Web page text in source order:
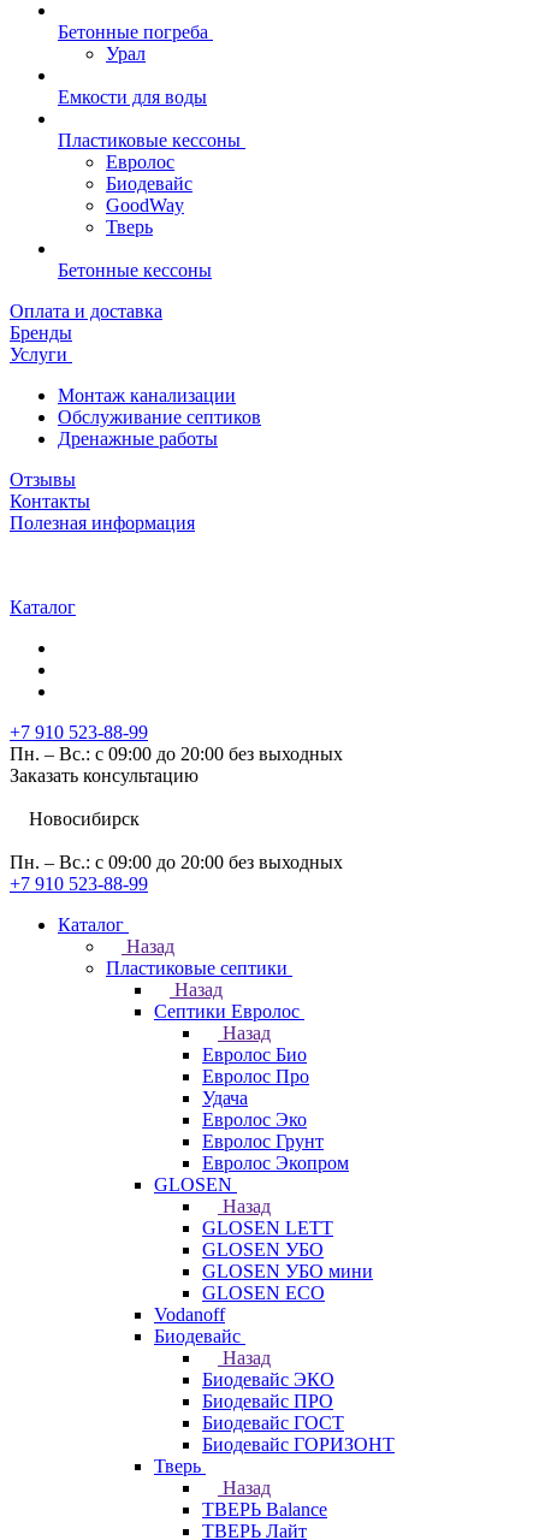
Бетонные погреба
Урал
Емкости для воды
Пластиковые кессоны
Евролос
Биодевайс
GoodWay
Тверь
Бетонные кессоны
Оплата и доставка
Бренды
Услуги
Монтаж канализации
Обслуживание септиков
Дренажные работы
Отзывы
Контакты
Полезная информация
Каталог
+7 910 523-88-99
Пн. – Вс.: с 09:00 до 20:00 без выходных
Заказать консультацию
Новосибирск
Пн. – Вс.: с 09:00 до 20:00 без выходных
+7 910 523-88-99
Каталог
Назад
Пластиковые септики
Назад
Септики Евролос
Назад
Евролос Био
Евролос Про
Удача
Евролос Эко
Евролос Грунт
Евролос Экопром
GLOSEN
Назад
GLOSEN LETT
GLOSEN УБО
GLOSEN УБО мини
GLOSEN ECO
Vodanoff
Биодевайс
Назад
Биодевайс ЭКО
Биодевайс ПРО
Биодевайс ГОСТ
Биодевайс ГОРИЗОНТ
Тверь
Назад
ТВЕРЬ Balance
ТВЕРЬ Лайт